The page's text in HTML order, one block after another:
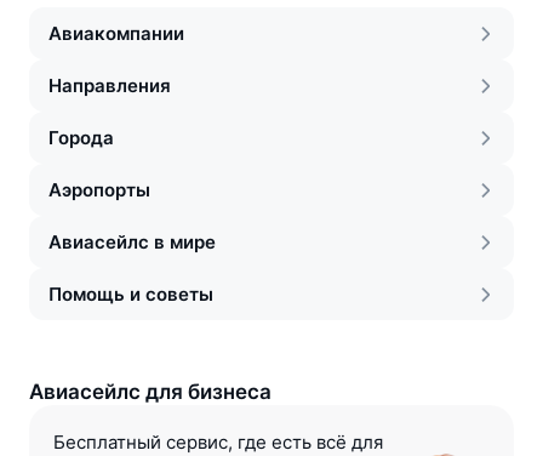
Авиакомпании
Направления
Города
Аэропорты
Авиасейлс в мире
Помощь и советы
Авиасейлс для бизнеса
Бесплатный сервис, где есть всё для